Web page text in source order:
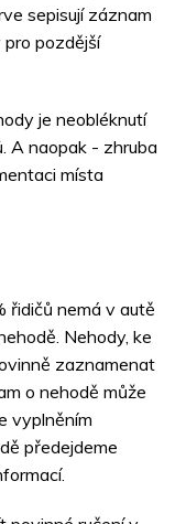
sepisují záznam
pozdější
je neobléknutí
A naopak - zhruba
místa
řidičů nemá v autě
Nehody, ke
zaznamenat
o nehodě může
vyplněním
předejdeme